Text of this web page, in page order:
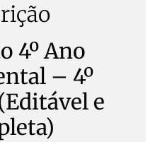
4º Ano
– 4º
e